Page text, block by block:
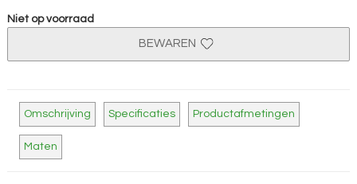
Niet op voorraad
BEWAREN
Omschrijving Specificaties Productafmetingen
Maten